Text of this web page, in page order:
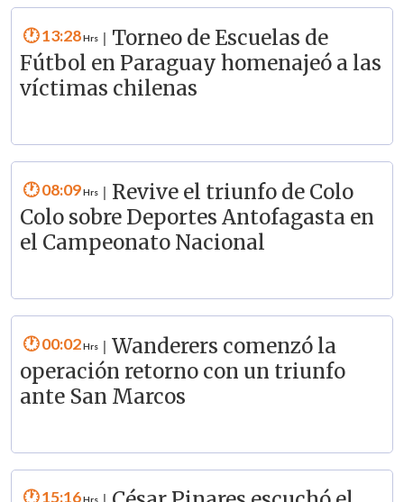
13:28
Torneo de Escuelas de
Fútbol en Paraguay homenajeó a las
víctimas chilenas
08:09
Revive el triunfo de Colo
Colo sobre Deportes Antofagasta en
el Campeonato Nacional
00:02
Wanderers comenzó la
operación retorno con un triunfo
ante San Marcos
15:16